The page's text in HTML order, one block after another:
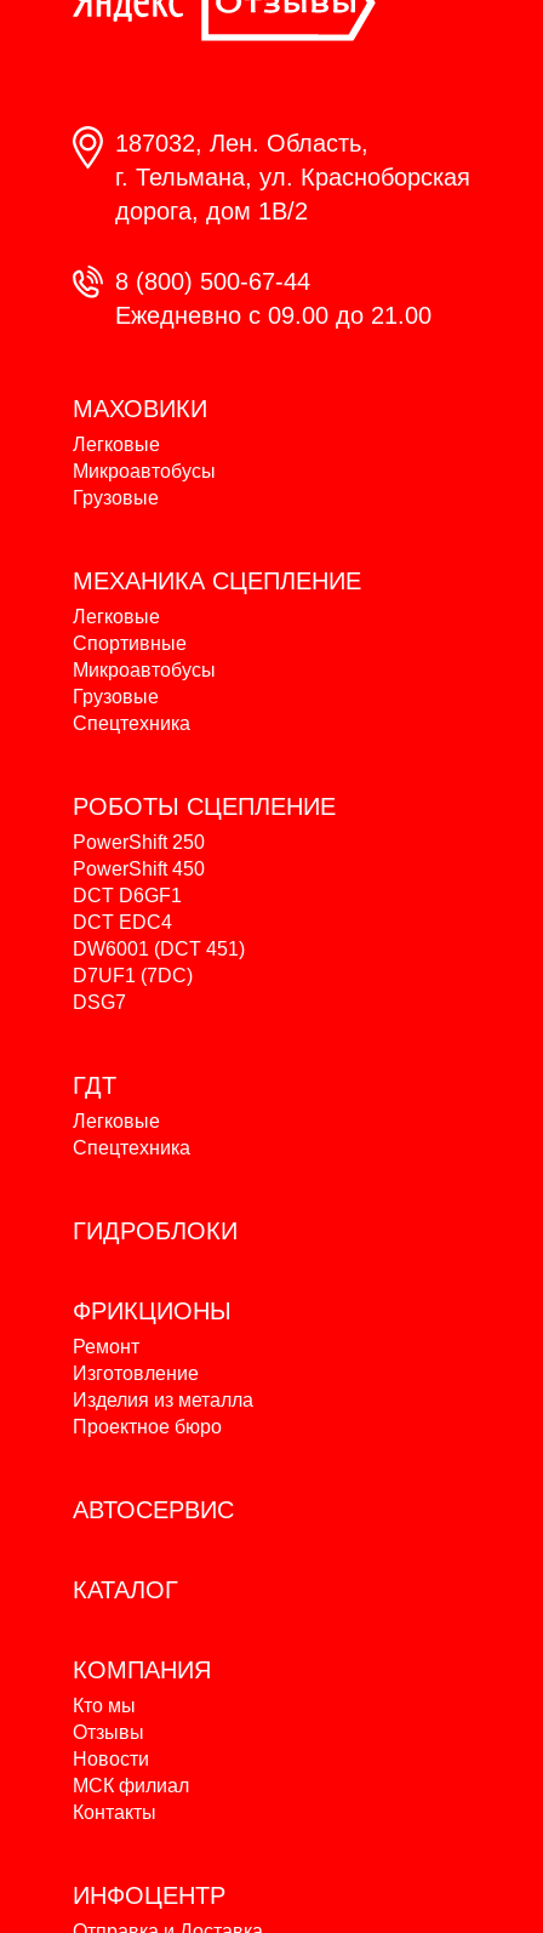
187032, Лен. Область,
г. Тельмана, ул. Красноборская
дорога, дом 1В/2
8 (800) 500-67-44
Ежедневно с 09.00 до 21.00
МАХОВИКИ
Легковые
Микроавтобусы
Грузовые
МЕХАНИКА СЦЕПЛЕНИЕ
Легковые
Спортивные
Микроавтобусы
Грузовые
Спецтехника
РОБОТЫ СЦЕПЛЕНИЕ
PowerShift 250
PowerShift 450
DCT D6GF1
DCT EDC4
DW6001 (DCT 451)
D7UF1 (7DC)
DSG7
ГДТ
Легковые
Спецтехника
ГИДРОБЛОКИ
ФРИКЦИОНЫ
Ремонт
Изготовление
Изделия из металла
Проектное бюро
АВТОСЕРВИС
КАТАЛОГ
КОМПАНИЯ
Кто мы
Отзывы
Новости
МСК филиал
Контакты
ИНФОЦЕНТР